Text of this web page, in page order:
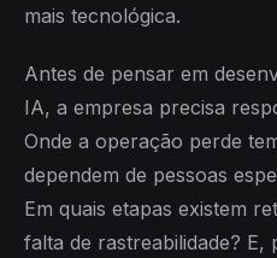
mais tecnológica.
Antes de pensar em
IA, a empresa precisa
Onde a operação perde
dependem de pessoas
Em quais etapas existem
falta de rastreabilidade? E,